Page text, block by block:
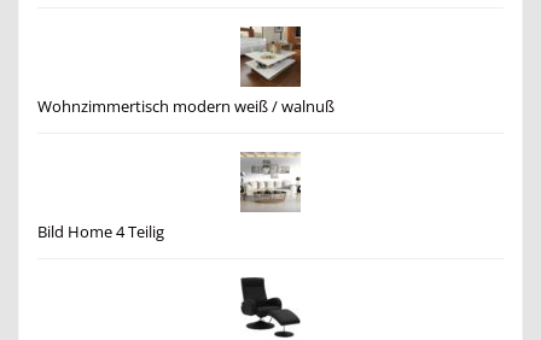
Wohnzimmertisch modern weiß / walnuß
Bild Home 4 Teilig